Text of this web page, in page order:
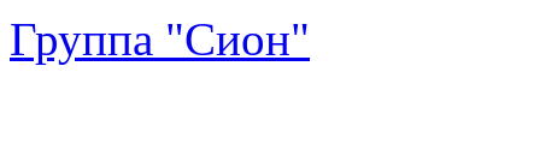
Группа "Сион"